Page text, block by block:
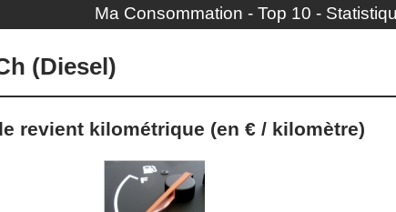
Ma Consommation - Top 10 -
(Diesel)
revient kilométrique (en € / kilomètre)